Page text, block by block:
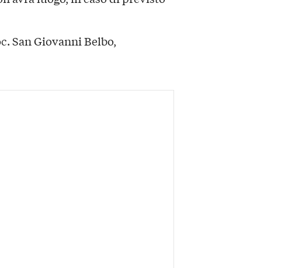
San Giovanni Belbo,